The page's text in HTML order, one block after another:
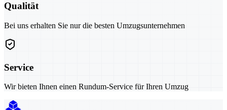
Qualität
Bei uns erhalten Sie nur die besten Umzugsunternehmen
Service
Wir bieten Ihnen einen Rundum-Service für Ihren Umzug